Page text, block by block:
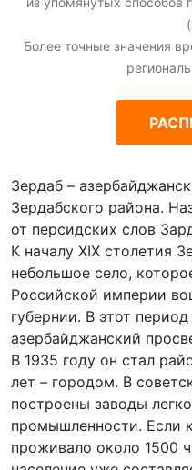
Более точные значения
Зердаб –
Зердабского района.
от персидских слов
К началу XIX столетия
небольшое село,
Российской империи
губернии. В этот
азербайджанский
В 1935 году он стал
лет – городом. В
построены заводы
промышленности. Если
проживало около 1500